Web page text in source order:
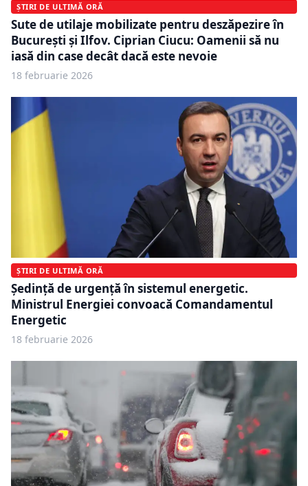
ȘTIRI DE ULTIMĂ ORĂ
Sute de utilaje mobilizate pentru deszăpezire în
București și Ilfov. Ciprian Ciucu: Oamenii să nu
iasă din case decât dacă este nevoie
18 februarie 2026
ȘTIRI DE ULTIMĂ ORĂ
Ședință de urgență în sistemul energetic.
Ministrul Energiei convoacă Comandamentul
Energetic
18 februarie 2026